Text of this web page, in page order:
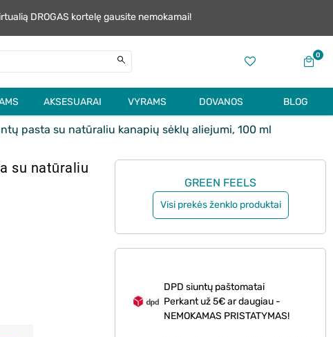
DROGAS kortelę gausite nemokamai!
0
AKSESUARAI VYRAMS DOVANOS BLOG
pasta su natūraliu kanapių sėklų aliejumi, 100 ml
su natūraliu
GREEN FEELS
Visi prekės ženklo produktai
DPD siuntų paštomatai
Perkant už 5€ ar daugiau -
NEMOKAMAS PRISTATYMAS!